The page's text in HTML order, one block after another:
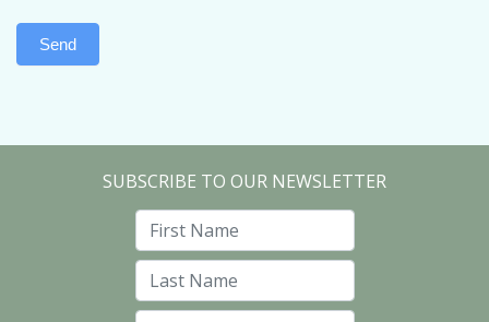
Send
SUBSCRIBE TO OUR NEWSLETTER